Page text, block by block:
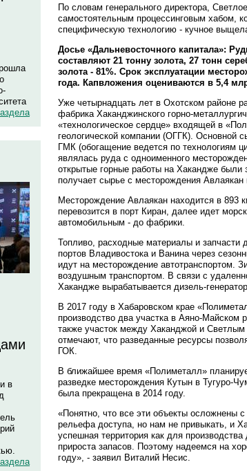
в
По словам генерального директора,
самостоятельным процессинговым хабом,
специфическую технологию - кучное
Досье «Дальневосточного капитала»:
составляют 21 тонну золота, 27 тонн
золота - 81%. Срок эксплуатации
года. Капвложения оцениваются в 5,4
Уже четырнадцать лет в Охотском районе
фабрика Хаканджинского горно-
«технологическое сердце» входящей в
геологической компании (ОГГК). Основной
ГМК (обогащение ведется по технологиям
являлась руда с одноименного
открытые горные работы на Хакандже
получает сырье с месторождения Авлаякан
Месторождение Авлаякан находится в 893
перевозится в порт Киран, далее идет
автомобильным - до фабрики.
Топливо, расходные материалы и запчасти
портов Владивостока и Ванина через
идут на месторождение автотранспортом.
воздушным транспортом. В связи с
Хакандже вырабатывается дизель-
В 2017 году в Хабаровском крае
производство два участка в Аяно-Майском
также участок между Хаканджой и
отмечают, что разведанные ресурсы
ГОК.
В ближайшее время «Полиметалл»
разведке месторождения Кутын в Тугуро-
была прекращена в 2014 году.
«Понятно, что все эти объекты осложнены с
рельефа доступа, но нам не привыкать, и
успешная территория как для
прироста запасов. Поэтому надеемся на
году», - заявил Виталий Несис.